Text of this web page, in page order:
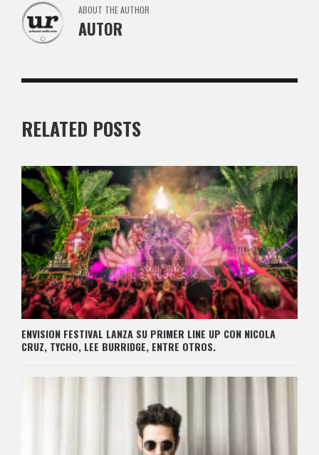
ABOUT THE AUTHOR
AUTOR
RELATED POSTS
ENVISION FESTIVAL LANZA SU PRIMER LINE UP CON NICOLA
CRUZ, TYCHO, LEE BURRIDGE, ENTRE OTROS.